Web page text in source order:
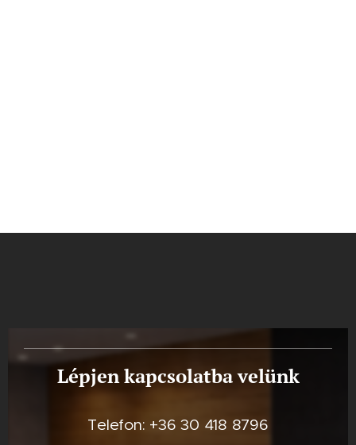
Lépjen kapcsolatba velünk
Telefon: +36 30 418 8796